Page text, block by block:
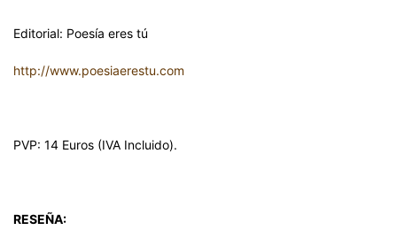
Editorial: Poesía eres tú
http://www.poesiaerestu.com
PVP: 14 Euros (IVA Incluido).
RESEÑA: